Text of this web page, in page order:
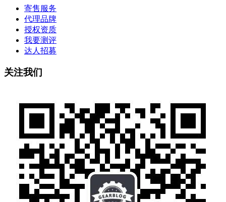
寄售服务
代理品牌
授权资质
我要测评
达人招募
关注我们